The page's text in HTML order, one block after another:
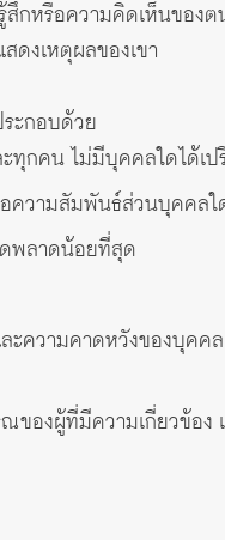
กหรือความคิดเห็นของ
ดงเหตุผลของเขา
ะกอบด้วย
ทุกคน ไม่มีบุคคลใดได้เ
ความสัมพันธ์ส่วนบุคคลใ
พลาดน้อยที่สุด
ความคาดหวังของบุค
องผู้ที่มีความเกี่ยวข้อง